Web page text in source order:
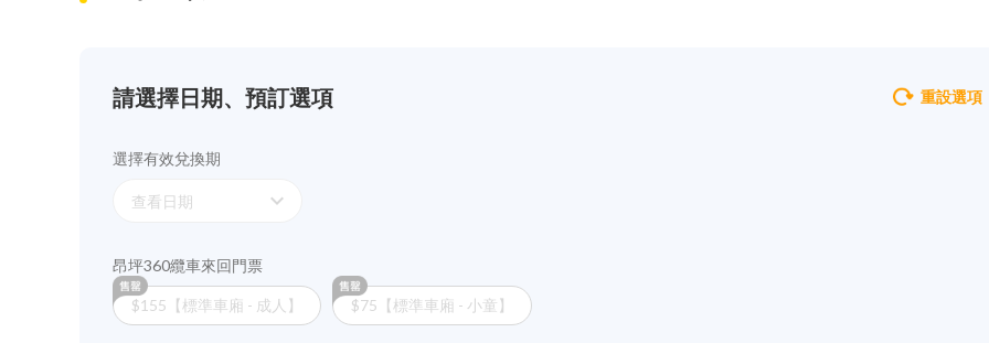
請選擇日期、預訂選項 重設選項
選擇有效兌換期
查看日期 expand_more
昂坪360纜車來回門票
$155【標準車廂 - 成人】 $75【標準車廂 - 小童】